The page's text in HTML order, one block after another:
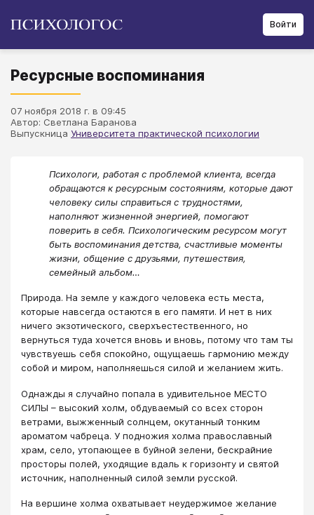
Войти
Ресурсные воспоминания
07 ноября 2018 г. в 09:45
Автор: Светлана Баранова
Выпускница Университета практической психологии
Психологи, работая с проблемой клиента, всегда
обращаются к ресурсным состояниям, которые дают
человеку силы справиться с трудностями,
наполняют жизненной энергией, помогают
поверить в себя. Психологическим ресурсом могут
быть воспоминания детства, счастливые моменты
жизни, общение с друзьями, путешествия,
семейный альбом…
Природа. На земле у каждого человека есть места,
которые навсегда остаются в его памяти. И нет в них
ничего экзотического, сверхъестественного, но
вернуться туда хочется вновь и вновь, потому что там ты
чувствуешь себя спокойно, ощущаешь гармонию между
собой и миром, наполняешься силой и желанием жить.
Однажды я случайно попала в удивительное МЕСТО
СИЛЫ – высокий холм, обдуваемый со всех сторон
ветрами, выжженный солнцем, окутанный тонким
ароматом чабреца. У подножия холма православный
храм, село, утопающее в буйной зелени, бескрайние
просторы полей, уходящие вдаль к горизонту и святой
источник, наполненный силой земли русской.
На вершине холма охватывает неудержимое желание